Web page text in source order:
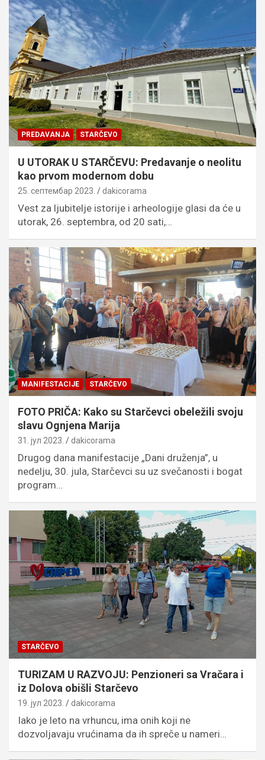
PREDAVANJA STARČEVO
U UTORAK U STARČEVU: Predavanje o neolitu
kao prvom modernom dobu
25. септембар 2023. dakicorama
Vest za ljubitelje istorije i arheologije glasi da će u
utorak, 26. septembra, od 20 sati,…
MANIFESTACIJE STARČEVO
FOTO PRIČA: Kako su Starčevci obeležili svoju
slavu Ognjena Marija
31. јул 2023. dakicorama
Drugog dana manifestacije „Dani druženja”, u
nedelju, 30. jula, Starčevci su uz svečanosti i bogat
program…
STARČEVO
TURIZAM U RAZVOJU: Penzioneri sa Vračara i
iz Dolova obišli Starčevo
19. јул 2023. dakicorama
Iako je leto na vrhuncu, ima onih koji ne
dozvoljavaju vrućinama da ih spreče u nameri…